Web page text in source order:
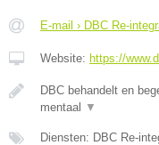
E-mail › DBC Re-
Website: https://
DBC behandelt en
mentaal
▼
Diensten: DBC Re-